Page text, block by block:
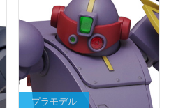
プラモデル